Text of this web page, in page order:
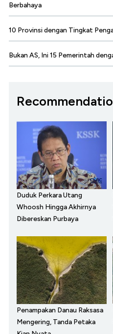
Berbahaya
10 Provinsi dengan Tingkat
Bukan AS, Ini 15 Pemerintah
Duduk Perkara Utang
Whoosh Hingga Akhirnya
Dibereskan Purbaya
Penampakan Danau Raksasa
Mengering, Tanda Petaka